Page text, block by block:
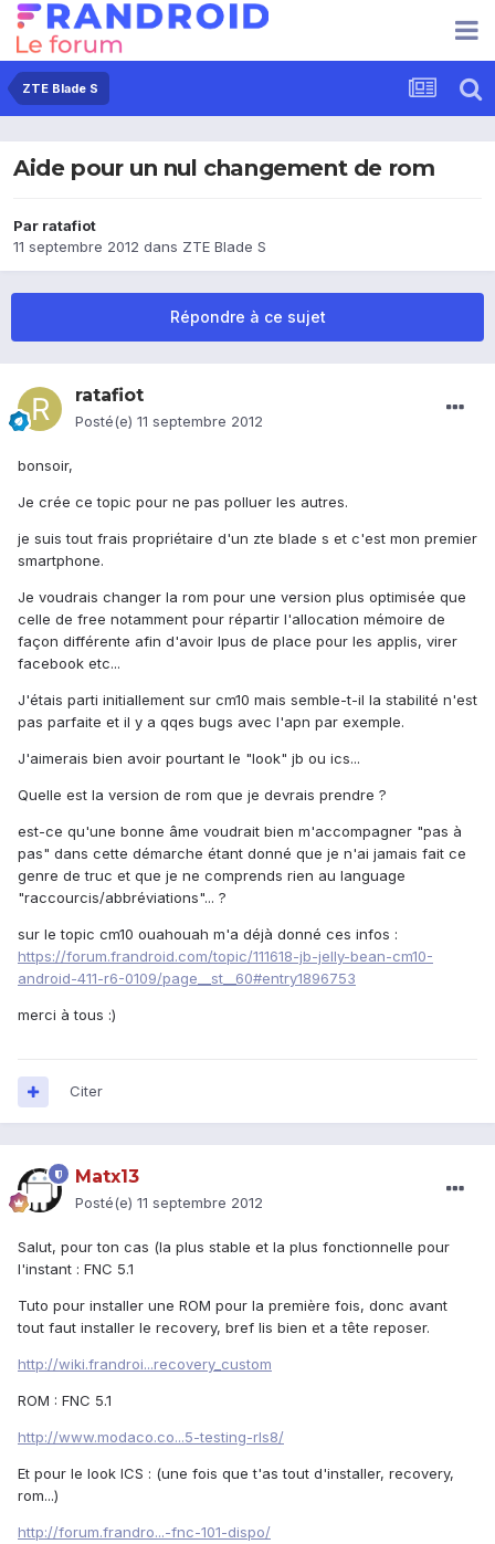
ZTE Blade S
Aide pour un nul changement de rom
Par ratafiot
11 septembre 2012 dans ZTE Blade S
Répondre à ce sujet
ratafiot
Posté(e) 11 septembre 2012
bonsoir,
Je crée ce topic pour ne pas polluer les autres.
je suis tout frais propriétaire d'un zte blade s et c'est mon premier
smartphone.
Je voudrais changer la rom pour une version plus optimisée que
celle de free notamment pour répartir l'allocation mémoire de
façon différente afin d'avoir lpus de place pour les applis, virer
facebook etc...
J'étais parti initiallement sur cm10 mais semble-t-il la stabilité n'est
pas parfaite et il y a qqes bugs avec l'apn par exemple.
J'aimerais bien avoir pourtant le "look" jb ou ics...
Quelle est la version de rom que je devrais prendre ?
est-ce qu'une bonne âme voudrait bien m'accompagner "pas à
pas" dans cette démarche étant donné que je n'ai jamais fait ce
genre de truc et que je ne comprends rien au language
"raccourcis/abbréviations"... ?
sur le topic cm10 ouahouah m'a déjà donné ces infos :
https://forum.frandroid.com/topic/111618-jb-jelly-bean-cm10-
android-411-r6-0109/page__st__60#entry1896753
merci à tous :)
Citer
Matx13
Posté(e) 11 septembre 2012
Salut, pour ton cas (la plus stable et la plus fonctionnelle pour
l'instant : FNC 5.1
Tuto pour installer une ROM pour la première fois, donc avant
tout faut installer le recovery, bref lis bien et a tête reposer.
http://wiki.frandroi...recovery_custom
ROM : FNC 5.1
http://www.modaco.co...5-testing-rls8/
Et pour le look ICS : (une fois que t'as tout d'installer, recovery,
rom...)
http://forum.frandro...-fnc-101-dispo/